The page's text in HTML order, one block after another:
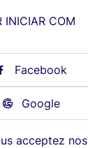
INICIAR COM
Facebook
Google
acceptez nos